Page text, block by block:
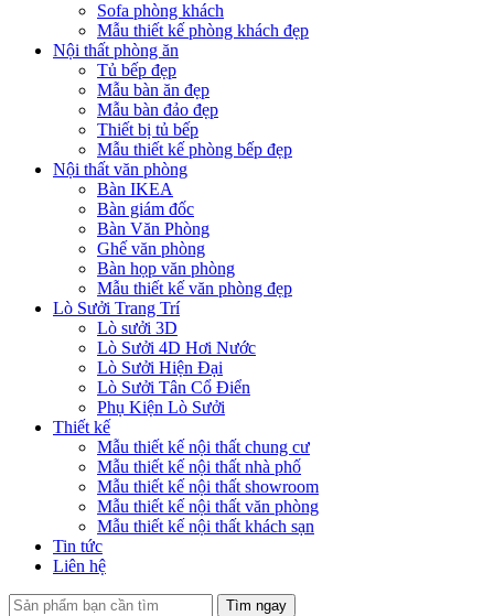
Sofa phòng khách
Mẫu thiết kế phòng khách đẹp
Nội thất phòng ăn
Tủ bếp đẹp
Mẫu bàn ăn đẹp
Mẫu bàn đảo đẹp
Thiết bị tủ bếp
Mẫu thiết kế phòng bếp đẹp
Nội thất văn phòng
Bàn IKEA
Bàn giám đốc
Bàn Văn Phòng
Ghế văn phòng
Bàn họp văn phòng
Mẫu thiết kế văn phòng đẹp
Lò Sưởi Trang Trí
Lò sưởi 3D
Lò Sưởi 4D Hơi Nước
Lò Sưởi Hiện Đại
Lò Sưởi Tân Cổ Điển
Phụ Kiện Lò Sưởi
Thiết kế
Mẫu thiết kế nội thất chung cư
Mẫu thiết kế nội thất nhà phố
Mẫu thiết kế nội thất showroom
Mẫu thiết kế nội thất văn phòng
Mẫu thiết kế nội thất khách sạn
Tin tức
Liên hệ
Tìm ngay